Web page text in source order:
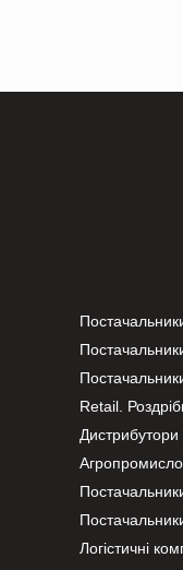
Retail.
Дистрибутори
Логістичні